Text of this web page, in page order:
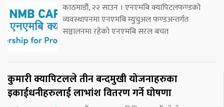
काठमाडौं, २२ साउन । एनएमबि क्यापिटलफण्डको
व्यवस्थापनमा एनएमबि म्युचुअल फण्डअन्तर्गत
सञ्चालनमा रहेको एनएमबि सरल बचत
कुमारी क्यापिटलले तीन बन्दमुखी योजनाहरुका
इकाईधनीहरुलाई लाभांश वितरण गर्ने घोषणा